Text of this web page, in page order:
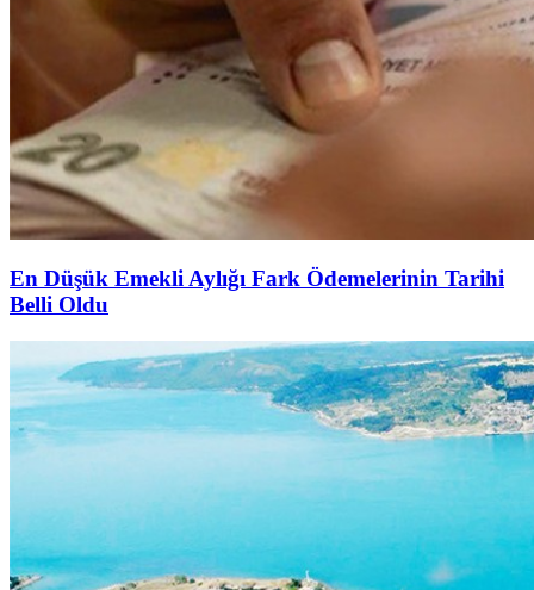
En Düşük Emekli Aylığı Fark Ödemelerinin Tarihi
Belli Oldu